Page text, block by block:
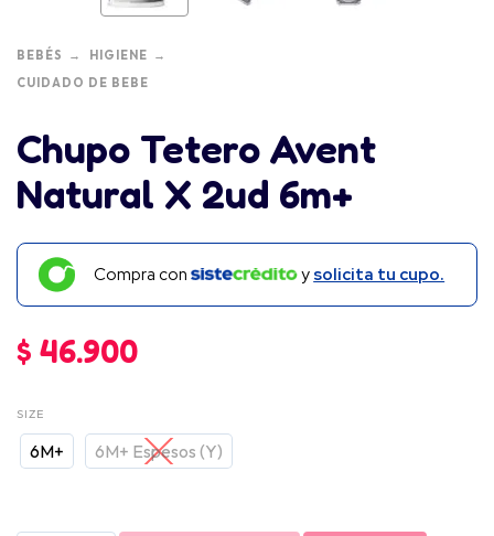
BEBÉS
HIGIENE
CUIDADO DE BEBE
Chupo Tetero Avent
Natural X 2ud 6m+
Compra con y solicita tu cupo.
$ 46.900
SIZE
6M+ 6M+ Espesos (Y)